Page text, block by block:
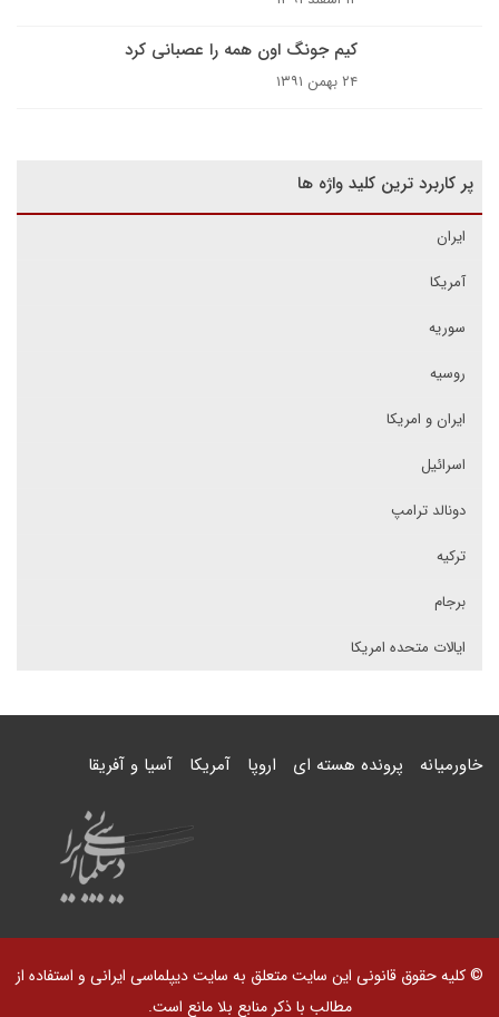
کیم جونگ اون همه را عصبانی کرد
۲۴ بهمن ۱۳۹۱
پر کاربرد ترین کلید واژه ها
ایران
آمریکا
سوریه
روسیه
ایران و امریکا
اسرائیل
دونالد ترامپ
ترکیه
برجام
ایالات متحده امریکا
خاورمیانه پرونده هسته ای اروپا آمریکا آسیا و آفریقا
© کلیه حقوق قانونی این سایت متعلق به سایت دیپلماسی ایرانی و استفاده از
مطالب با ذکر منابع بلا مانع است.